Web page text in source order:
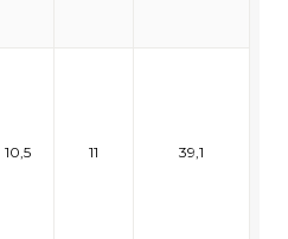
10,5 11 39,1